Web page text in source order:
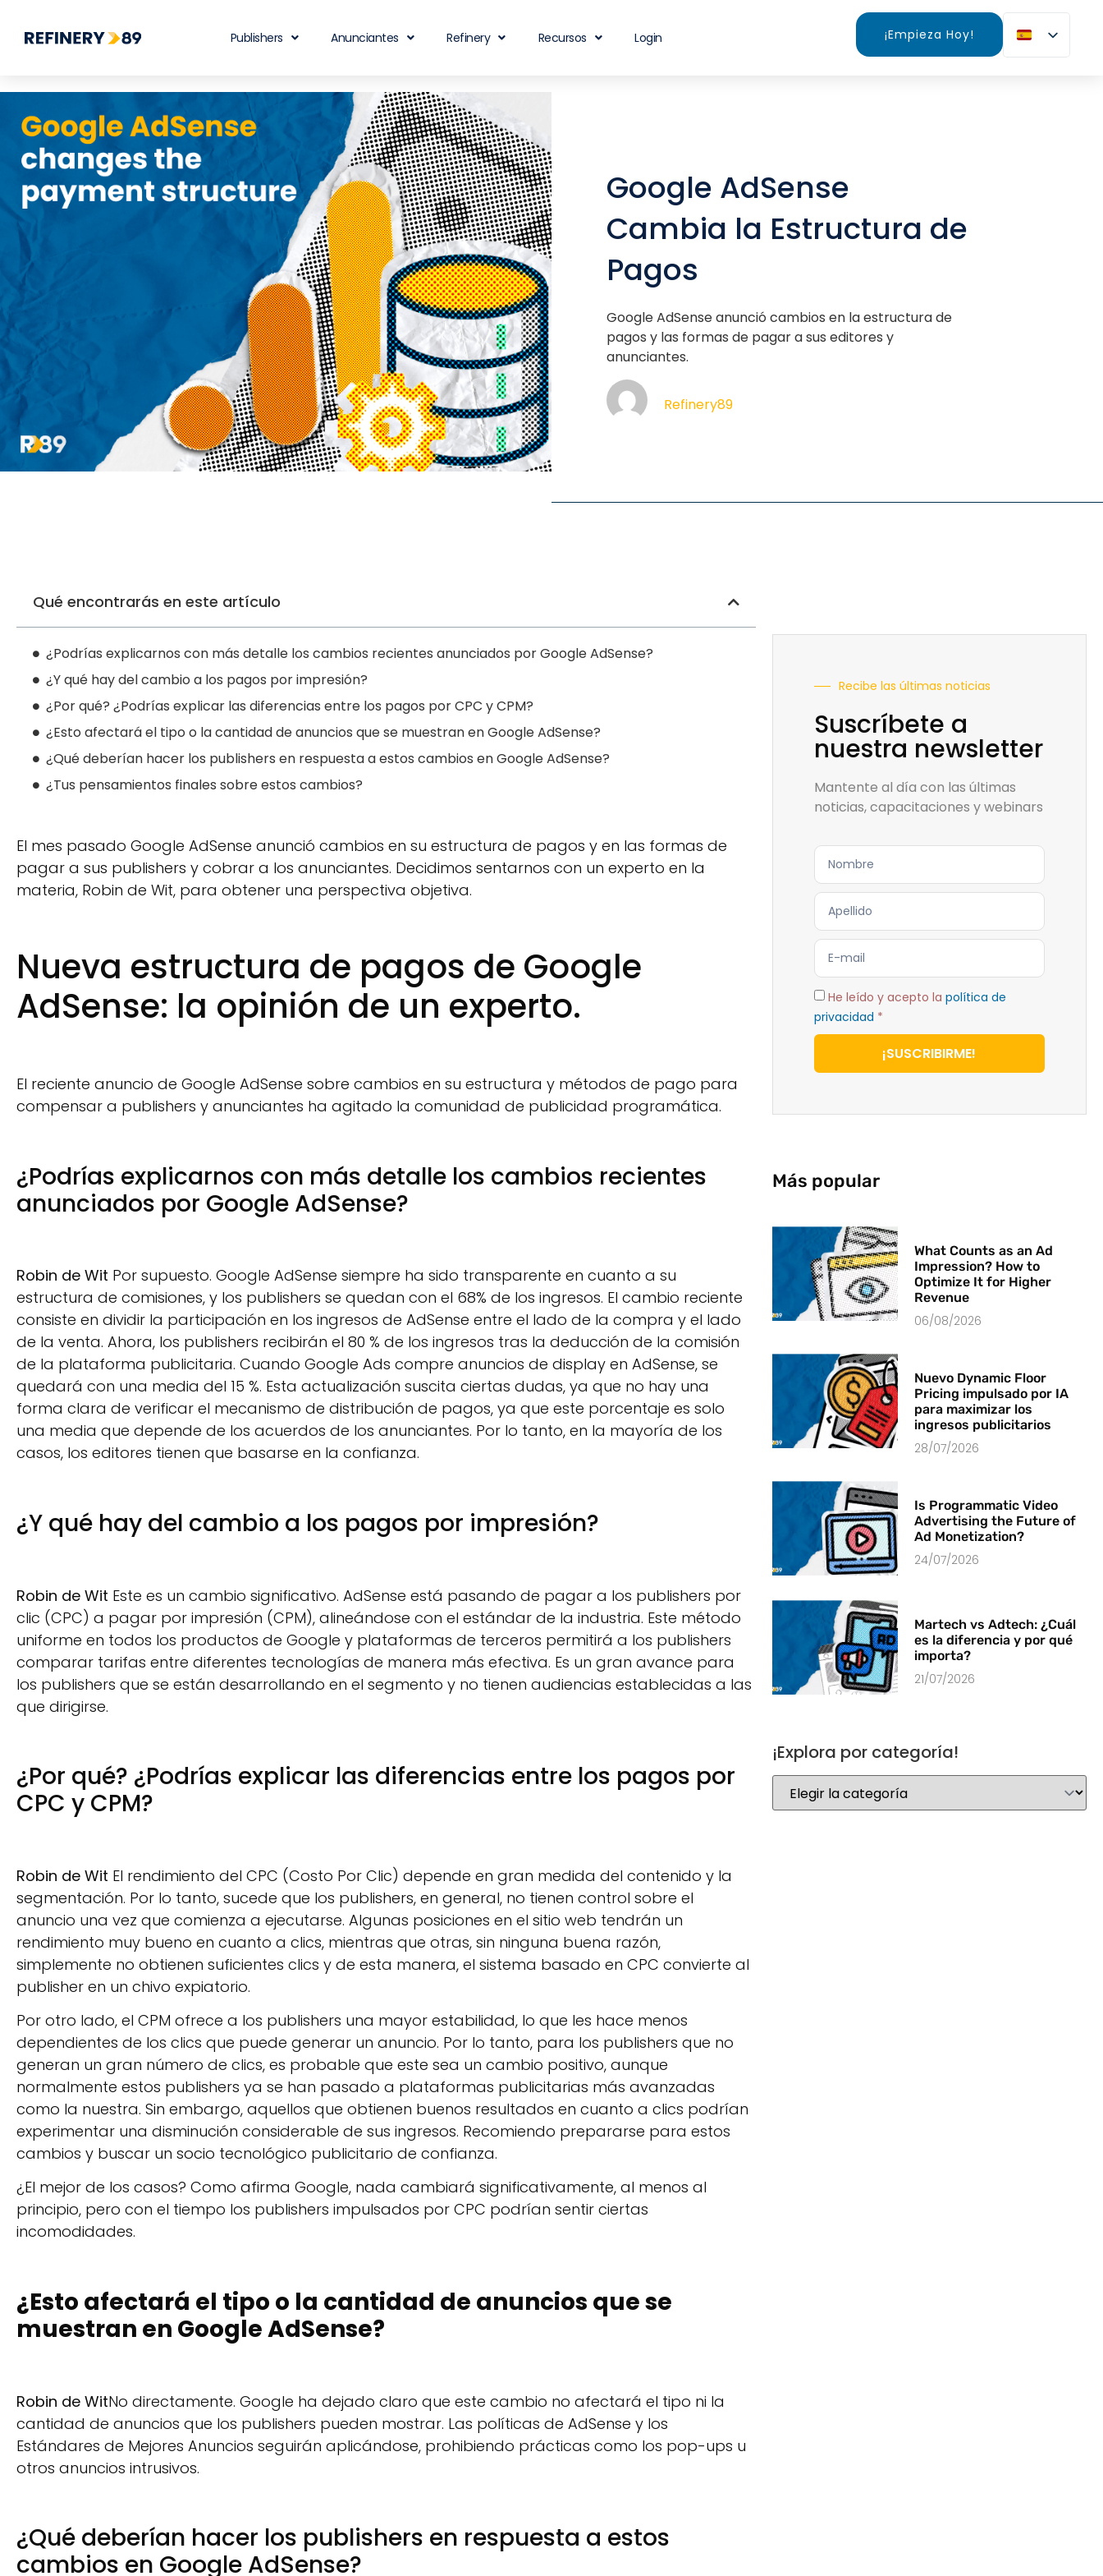
Publishers Anunciantes Refinery Recursos Login ¡Empieza Hoy!
Google AdSense
Cambia la Estructura de
Pagos
Google AdSense anunció cambios en la estructura de
pagos y las formas de pagar a sus editores y
anunciantes.
Refinery89
Qué encontrarás en este artículo
¿Podrías explicarnos con más detalle los cambios recientes anunciados por Google AdSense?
¿Y qué hay del cambio a los pagos por impresión?
¿Por qué? ¿Podrías explicar las diferencias entre los pagos por CPC y CPM?
¿Esto afectará el tipo o la cantidad de anuncios que se muestran en Google AdSense?
¿Qué deberían hacer los publishers en respuesta a estos cambios en Google AdSense?
¿Tus pensamientos finales sobre estos cambios?
El mes pasado Google AdSense anunció cambios en su estructura de pagos y en las formas de
pagar a sus publishers y cobrar a los anunciantes. Decidimos sentarnos con un experto en la
materia, Robin de Wit, para obtener una perspectiva objetiva.
Nueva estructura de pagos de Google
AdSense: la opinión de un experto.
El reciente anuncio de Google AdSense sobre cambios en su estructura y métodos de pago para
compensar a publishers y anunciantes ha agitado la comunidad de publicidad programática.
¿Podrías explicarnos con más detalle los cambios recientes
anunciados por Google AdSense?
Robin de Wit Por supuesto. Google AdSense siempre ha sido transparente en cuanto a su
estructura de comisiones, y los publishers se quedan con el 68% de los ingresos. El cambio reciente
consiste en dividir la participación en los ingresos de AdSense entre el lado de la compra y el lado
de la venta. Ahora, los publishers recibirán el 80 % de los ingresos tras la deducción de la comisión
de la plataforma publicitaria. Cuando Google Ads compre anuncios de display en AdSense, se
quedará con una media del 15 %. Esta actualización suscita ciertas dudas, ya que no hay una
forma clara de verificar el mecanismo de distribución de pagos, ya que este porcentaje es solo
una media que depende de los acuerdos de los anunciantes. Por lo tanto, en la mayoría de los
casos, los editores tienen que basarse en la confianza.
¿Y qué hay del cambio a los pagos por impresión?
Robin de Wit Este es un cambio significativo. AdSense está pasando de pagar a los publishers por
clic (CPC) a pagar por impresión (CPM), alineándose con el estándar de la industria. Este método
uniforme en todos los productos de Google y plataformas de terceros permitirá a los publishers
comparar tarifas entre diferentes tecnologías de manera más efectiva. Es un gran avance para
los publishers que se están desarrollando en el segmento y no tienen audiencias establecidas a las
que dirigirse.
¿Por qué? ¿Podrías explicar las diferencias entre los pagos por
CPC y CPM?
Robin de Wit El rendimiento del CPC (Costo Por Clic) depende en gran medida del contenido y la
segmentación. Por lo tanto, sucede que los publishers, en general, no tienen control sobre el
anuncio una vez que comienza a ejecutarse. Algunas posiciones en el sitio web tendrán un
rendimiento muy bueno en cuanto a clics, mientras que otras, sin ninguna buena razón,
simplemente no obtienen suficientes clics y de esta manera, el sistema basado en CPC convierte al
publisher en un chivo expiatorio.
Por otro lado, el CPM ofrece a los publishers una mayor estabilidad, lo que les hace menos
dependientes de los clics que puede generar un anuncio. Por lo tanto, para los publishers que no
generan un gran número de clics, es probable que este sea un cambio positivo, aunque
normalmente estos publishers ya se han pasado a plataformas publicitarias más avanzadas
como la nuestra. Sin embargo, aquellos que obtienen buenos resultados en cuanto a clics podrían
experimentar una disminución considerable de sus ingresos. Recomiendo prepararse para estos
cambios y buscar un socio tecnológico publicitario de confianza.
¿El mejor de los casos? Como afirma Google, nada cambiará significativamente, al menos al
principio, pero con el tiempo los publishers impulsados por CPC podrían sentir ciertas
incomodidades.
¿Esto afectará el tipo o la cantidad de anuncios que se
muestran en Google AdSense?
Robin de WitNo directamente. Google ha dejado claro que este cambio no afectará el tipo ni la
cantidad de anuncios que los publishers pueden mostrar. Las políticas de AdSense y los
Estándares de Mejores Anuncios seguirán aplicándose, prohibiendo prácticas como los pop-ups u
otros anuncios intrusivos.
¿Qué deberían hacer los publishers en respuesta a estos
cambios en Google AdSense?
Recibe las últimas noticias
Suscríbete a
nuestra newsletter
Mantente al día con las últimas
noticias, capacitaciones y webinars
He leído y acepto la política de
privacidad *
¡SUSCRIBIRME!
Más popular
What Counts as an Ad
Impression? How to
Optimize It for Higher
Revenue
06/08/2026
Nuevo Dynamic Floor
Pricing impulsado por IA
para maximizar los
ingresos publicitarios
28/07/2026
Is Programmatic Video
Advertising the Future of
Ad Monetization?
24/07/2026
Martech vs Adtech: ¿Cuál
es la diferencia y por qué
importa?
21/07/2026
¡Explora por categoría!